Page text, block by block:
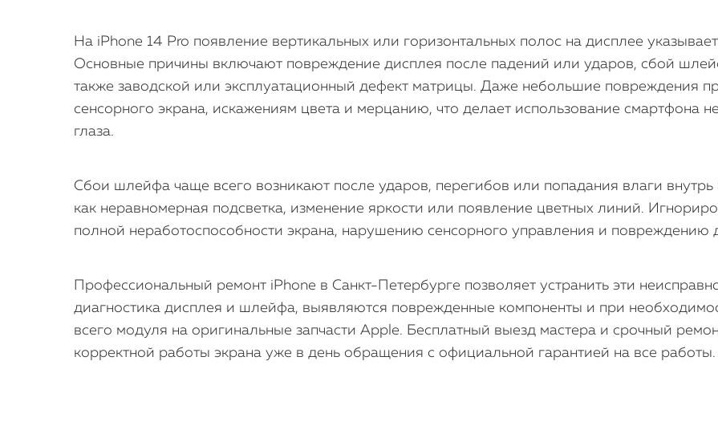
На iPhone 14 Pro появление вертикальных или горизонтальных полос на дисплее
Основные причины включают повреждение дисплея после падений или ударов, сбой
также заводской или эксплуатационный дефект матрицы. Даже небольшие повреждения
сенсорного экрана, искажениям цвета и мерцанию, что делает использование смартфона
глаза.
Сбои шлейфа чаще всего возникают после ударов, перегибов или попадания влаги
как неравномерная подсветка, изменение яркости или появление цветных линий.
полной неработоспособности экрана, нарушению сенсорного управления и повреждению
Профессиональный ремонт iPhone в Санкт-Петербурге позволяет устранить эти
диагностика дисплея и шлейфа, выявляются поврежденные компоненты и при
всего модуля на оригинальные запчасти Apple. Бесплатный выезд мастера и срочный
корректной работы экрана уже в день обращения с официальной гарантией на все работы.